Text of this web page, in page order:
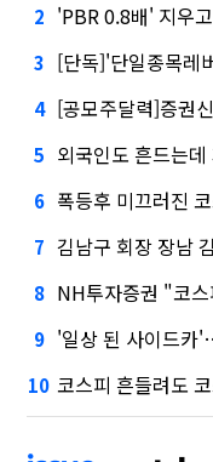
2 'PBR 0.8배' 지우고 업
3 [단독]'단일종목레버리지
4 [공모주달력]증권신
5 외국인도 흔드는데
6 폭등후 미끄러진
7 김남구 회장 장남 김
8 NH투자증권 "코스피
9 '일상 된 사이드카
10 코스피 흔들려도